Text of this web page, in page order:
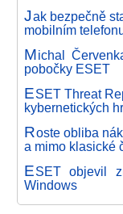
Jak bezpečně
mobilním
Michal
pobočky ESET
ESET Threat
kybernetických
Roste obliba
a mimo klasické
ESET objevil
Windows